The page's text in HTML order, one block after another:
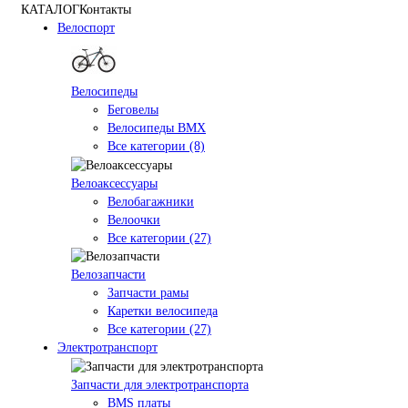
КАТАЛОГКонтакты
Велоспорт
Велосипеды
Беговелы
Велосипеды BMX
Все категории (8)
Велоаксессуары
Велобагажники
Велоочки
Все категории (27)
Велозапчасти
Запчасти рамы
Каретки велосипеда
Все категории (27)
Электротранспорт
Запчасти для электротранспорта
BMS платы